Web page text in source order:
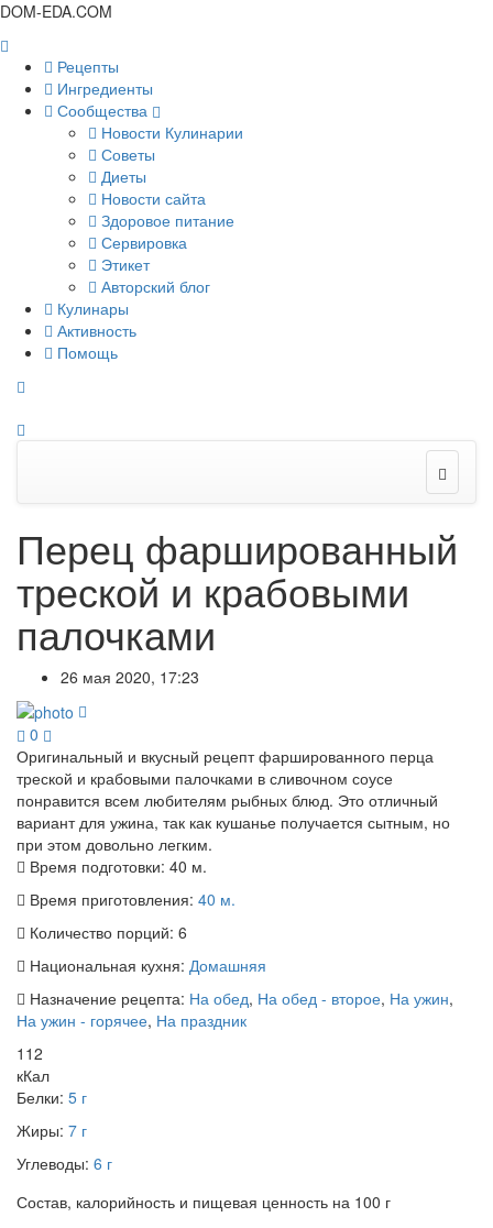
DOM-EDA.COM
Рецепты
Ингредиенты
Сообщества
Новости Кулинарии
Советы
Диеты
Новости сайта
Здоровое питание
Сервировка
Этикет
Авторский блог
Кулинары
Активность
Помощь
Перец фаршированный
треской и крабовыми
палочками
26 мая 2020, 17:23
0
Оригинальный и вкусный рецепт фаршированного перца
треской и крабовыми палочками в сливочном соусе
понравится всем любителям рыбных блюд. Это отличный
вариант для ужина, так как кушанье получается сытным, но
при этом довольно легким.
Время подготовки: 40 м.
Время приготовления: 40 м.
Количество порций: 6
Национальная кухня: Домашняя
Назначение рецепта: На обед, На обед - второе, На ужин,
На ужин - горячее, На праздник
112
кКал
Белки: 5 г
Жиры: 7 г
Углеводы: 6 г
Состав, калорийность и пищевая ценность на 100 г